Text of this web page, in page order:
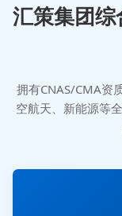
汇策集团
拥有CNAS/CMA资
空航天、新能源等